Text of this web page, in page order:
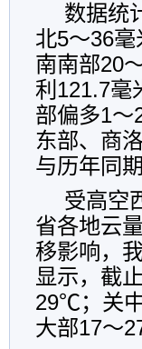
数据统
北5～36
南南部20
利121.7毫
部偏多1～
东部、商
与历年同
受高空
省各地云
移影响，
显示，截
29℃；关
大部17～